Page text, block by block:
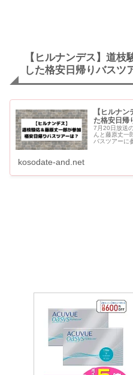
【ヒルナンデス】道枝
した格安日帰りバスツ
【ヒルナ
た格安日帰
7月20日放送
んと藤原丈一
バスツアーに参加して
kosodate-and.net